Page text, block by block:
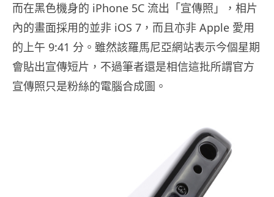
而在黑色機身的 iPhone 5C 流出「宣傳照」，相片
內的畫面採用的並非 iOS 7，而且亦非 Apple 愛用
的上午 9:41 分。雖然該羅馬尼亞網站表示今個星期
會貼出宣傳短片，不過筆者還是相信這批所謂官方
宣傳照只是粉絲的電腦合成圖。